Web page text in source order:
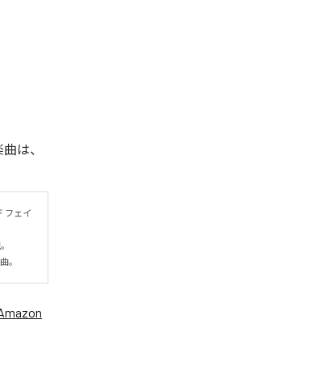
は、
フェイ
。